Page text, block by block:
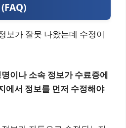
보가 잘못 나왔는데 수정이
이나 소속 정보가 수료증에
에서 정보를 먼저 수정해야